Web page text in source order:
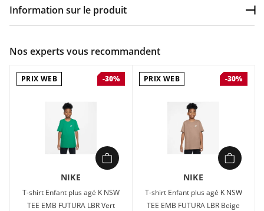
Information sur le produit
Crée-toi des souvenirs inoubliables. Coton confortable. Coupe
bons moments à venir.
Nos experts vous recommandent
PRIX WEB -30%
NIKE
T-shirt Enfant plus agé K NSW
TEE EMB FUTURA LBR Vert
PRIX WEB -30%
NIKE
T-shirt Enfant plus agé K NSW
TEE EMB FUTURA LBR Beige